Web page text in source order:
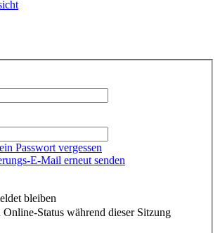
Passwort vergessen
E-Mail erneut senden
bleiben
Online-Status während dieser Sitzung